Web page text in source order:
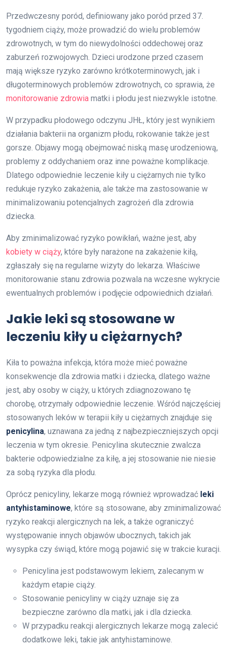
Przedwczesny poród, definiowany jako poród przed 37.
tygodniem ciąży, może prowadzić do wielu problemów
zdrowotnych, w tym do niewydolności oddechowej oraz
zaburzeń rozwojowych. Dzieci urodzone przed czasem
mają większe ryzyko zarówno krótkoterminowych, jak i
długoterminowych problemów zdrowotnych, co sprawia, że
monitorowanie zdrowia matki i płodu jest niezwykle istotne.
W przypadku płodowego odczynu JHŁ, który jest wynikiem
działania bakterii na organizm płodu, rokowanie także jest
gorsze. Objawy mogą obejmować niską masę urodzeniową,
problemy z oddychaniem oraz inne poważne komplikacje.
Dlatego odpowiednie leczenie kiły u ciężarnych nie tylko
redukuje ryzyko zakażenia, ale także ma zastosowanie w
minimalizowaniu potencjalnych zagrożeń dla zdrowia
dziecka.
Aby zminimalizować ryzyko powikłań, ważne jest, aby
kobiety w ciąży, które były narażone na zakażenie kiłą,
zgłaszały się na regularne wizyty do lekarza. Właściwe
monitorowanie stanu zdrowia pozwala na wczesne wykrycie
ewentualnych problemów i podjęcie odpowiednich działań.
Jakie leki są stosowane w
leczeniu kiły u ciężarnych?
Kiła to poważna infekcja, która może mieć poważne
konsekwencje dla zdrowia matki i dziecka, dlatego ważne
jest, aby osoby w ciąży, u których zdiagnozowano tę
chorobę, otrzymały odpowiednie leczenie. Wśród najczęściej
stosowanych leków w terapii kiły u ciężarnych znajduje się
penicylina, uznawana za jedną z najbezpieczniejszych opcji
leczenia w tym okresie. Penicylina skutecznie zwalcza
bakterie odpowiedzialne za kiłę, a jej stosowanie nie niesie
za sobą ryzyka dla płodu.
Oprócz penicyliny, lekarze mogą również wprowadzać leki
antyhistaminowe, które są stosowane, aby zminimalizować
ryzyko reakcji alergicznych na lek, a także ograniczyć
występowanie innych objawów ubocznych, takich jak
wysypka czy świąd, które mogą pojawić się w trakcie kuracji.
Penicylina jest podstawowym lekiem, zalecanym w
każdym etapie ciąży.
Stosowanie penicyliny w ciąży uznaje się za
bezpieczne zarówno dla matki, jak i dla dziecka.
W przypadku reakcji alergicznych lekarze mogą zalecić
dodatkowe leki, takie jak antyhistaminowe.